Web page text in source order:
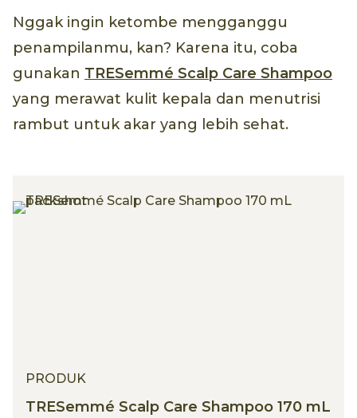
Nggak ingin ketombe mengganggu
penampilanmu, kan? Karena itu, coba
gunakan TRESemmé Scalp Care Shampoo
yang merawat kulit kepala dan menutrisi
rambut untuk akar yang lebih sehat.
PRODUK
TRESemmé Scalp Care Shampoo 170 mL